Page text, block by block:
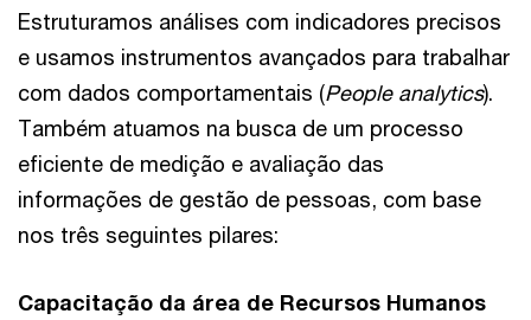
Estruturamos análises com indicadores precisos
e usamos instrumentos avançados para trabalhar
com dados comportamentais (People analytics).
Também atuamos na busca de um processo
eficiente de medição e avaliação das
informações de gestão de pessoas, com base
nos três seguintes pilares:
Capacitação da área de Recursos Humanos